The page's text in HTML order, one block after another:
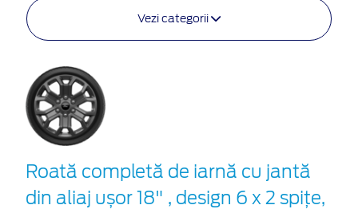
Vezi categorii
Roată completă de iarnă cu jantă
din aliaj ușor 18" , design 6 x 2 spiţe,